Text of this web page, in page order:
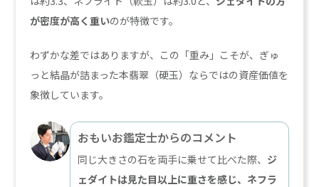
が密度が高く重いのが特徴です。
わずかな差ではありますが、この「重み」こそが、ぎゅ
っと結晶が詰まった本翡翠（硬玉）ならではの資産価値を
象徴しています。
おもいお鑑定士からのコメント
同じ大きさの石を両手に乗せて比べた際、 ジ
ェダイトは見た目以上に重さを感じ、ネフラ